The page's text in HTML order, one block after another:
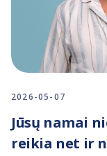
2026-05-07
Jūsų namai
reikia net ir